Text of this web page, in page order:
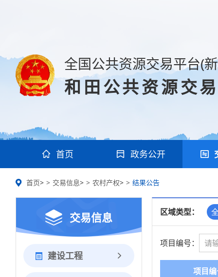
全国公共资源交易平台(
和田公共资源交
首页 政务公开
首页> 交易信息> 农村产权> 结果公告
交易信息
建设工程
区域类型：
项目编号：
项目